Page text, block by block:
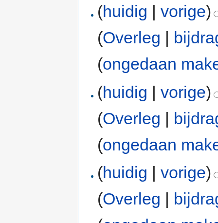
(huidig |vorige)
(Overleg |
(ongedaan
(huidig |vorige)
(Overleg |
(ongedaan
(huidig |vorige)
(Overleg |